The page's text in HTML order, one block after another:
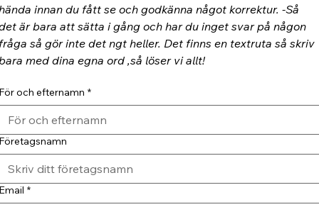
innan du fått se och godkänna något korrektur. -Så
är bara att sätta i gång och har du inget svar på någon
så gör inte det ngt heller. Det finns en textruta så skriv
med dina egna ord ,så löser vi allt!
och efternamn *
*